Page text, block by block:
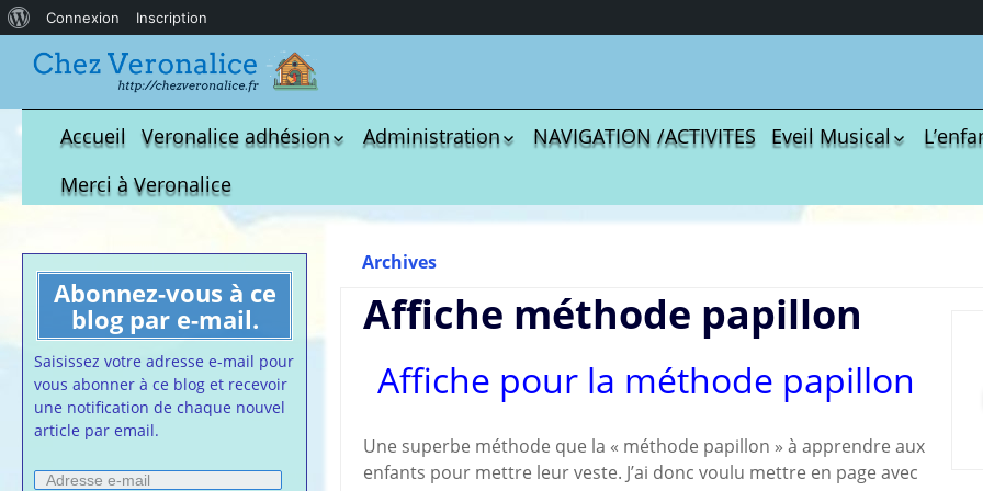
Accueil
Veronalice adhésion
Qui est-elle ?
Adhésion demandes
Administration
S.M.I.C et Cotisations
Convention
Lettres Types
calendrier des
Cartes de visites
nounou
NAVIGATION /ACTIVITES
Eveil Musical
Comptines à gestes
Tablatures Ukulélé
adultes
La
Les
La
Merci à Veronalice
Abonnez-vous à ce
blog par e-mail.
Saisissez votre adresse e-mail pour
vous abonner à ce blog et recevoir
une notification de chaque nouvel
article par email.
Adresse
Archives
Affiche méthode papillon
Affiche pour la méthode papillon
Une superbe méthode que la « méthode papillon » à apprendre aux
enfants pour mettre leur veste. J’ai donc voulu mettre en page avec
propos
Connexion Inscription